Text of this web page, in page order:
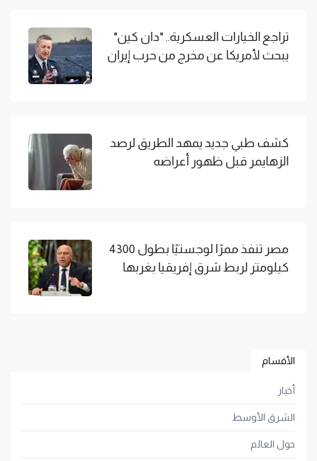
تراجع الخيارات العسكرية.. "دان كين"
يبحث لأمريكا عن مخرج من حرب إيران
كشف طبي جديد يمهد الطريق لرصد
الزهايمر قبل ظهور أعراضه
مصر تنفذ ممرًا لوجستيًا بطول 4300
كيلومتر لربط شرق إفريقيا بغربها
الأقسام
أخبار
الشرق الأوسط
حول العالم